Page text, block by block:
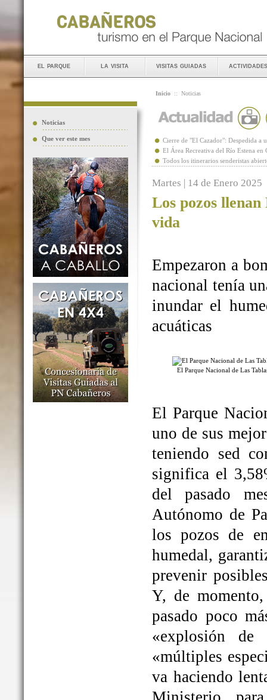
el parque la visita visitas guiadas actividades
Noticias
Que ver este mes
Inicio :: Noticias
Cierre de "El Cazador": Despedida a
El Área Recreativa del Río Estena
Todos los itinerarios senderistas
Martes | 14 de Enero 2025
Los pozos
vida
Empezaron a
nacional tenía
inundar el
acuáticas
El Parque Nacional de Las
El Parque
uno de sus
teniendo sed
significa el
del pasado
Autónomo de
los pozos de
humedal,
prevenir
Y, de
pasado poco
«explosión
«múltiples
va haciendo